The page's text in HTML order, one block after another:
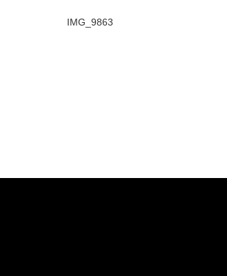
IMG_9863